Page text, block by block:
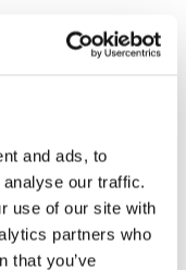
and ads, to
our traffic.
use of our site with
partners who
that you’ve
dall’entrata